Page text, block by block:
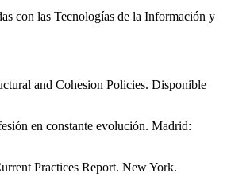
con las Tecnologías de la Información y
and Cohesion Policies. Disponible
en constante evolución. Madrid:
Practices Report. New York.